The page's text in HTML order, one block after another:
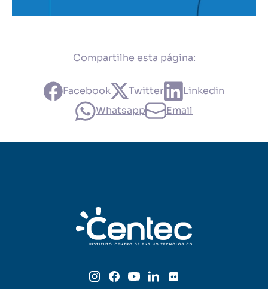
Compartilhe esta página:
Facebook Twitter
Linkedin
Whatsapp
Email